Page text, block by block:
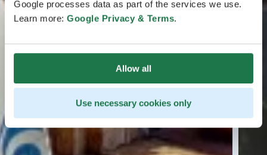
Google processes data as part of the services we use.
Learn more: Google Privacy & Terms.
Allow all
Use necessary cookies only